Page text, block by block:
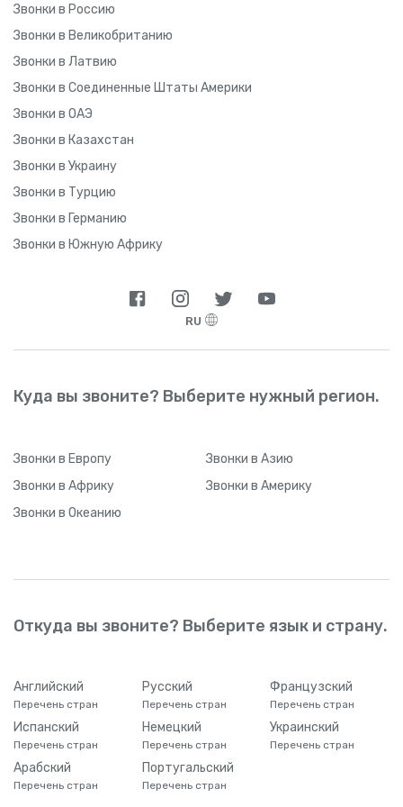
Звонки в Россию
Звонки в Великобританию
Звонки в Латвию
Звонки в Соединенные Штаты Америки
Звонки в ОАЭ
Звонки в Казахстан
Звонки в Украину
Звонки в Турцию
Звонки в Германию
Звонки в Южную Африку
RU
Куда вы звоните? Выберите нужный регион.
Звонки в Европу Звонки в Азию
Звонки в Африку Звонки в Америку
Звонки в Океанию
Откуда вы звоните? Выберите язык и страну.
Английский
Перечень стран
Русский
Перечень стран
Французский
Перечень стран
Испанский
Перечень стран
Немецкий
Перечень стран
Украинский
Перечень стран
Арабский
Перечень стран
Португальский
Перечень стран